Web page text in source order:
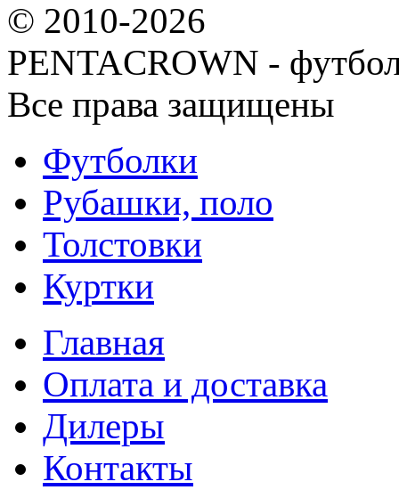
© 2010-2026
PENTACROWN -
Все права защищены
Футболки
Рубашки, поло
Толстовки
Куртки
Главная
Оплата и доставка
Дилеры
Контакты